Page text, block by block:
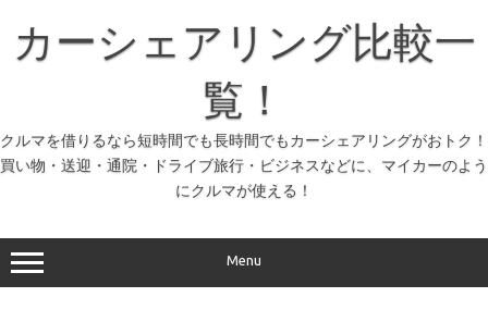
プ
カーシェアリング比較一
覧！
クルマを借りるなら短時間でも長時間でもカーシェアリングがおトク！
買い物・送迎・通院・ドライブ旅行・ビジネスなどに、マイカーのよう
にクルマが使える！
Menu